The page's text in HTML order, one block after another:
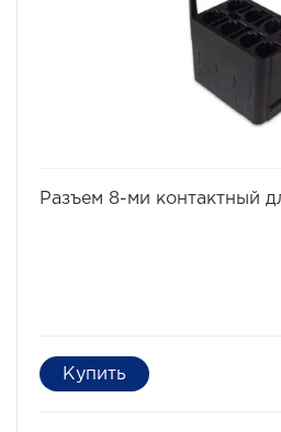
Разъем 8-ми контактный